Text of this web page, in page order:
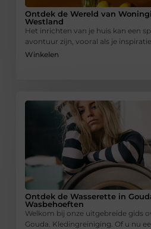
Ontdek de Wereld van
Westland
Het inrichten van je huis kan een
avontuur zijn, vooral als je
Winkelen
Ontdek de Wasserette in
Wasbehoeften
Welkom bij onze uitgebreide gids
Gouda. Kledingreiniging. Of u nu